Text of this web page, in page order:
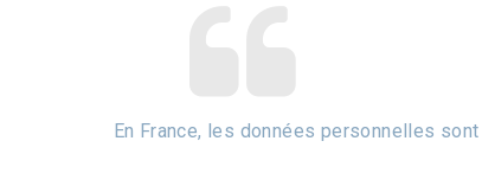
En France, les données personnelles